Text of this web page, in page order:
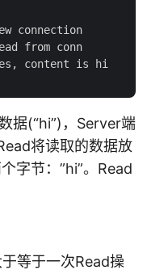
connection
from conn
content is hi
据(“hi”)，Server端
将读取的数据放
字节：”hi”。Read
等于一次Read操